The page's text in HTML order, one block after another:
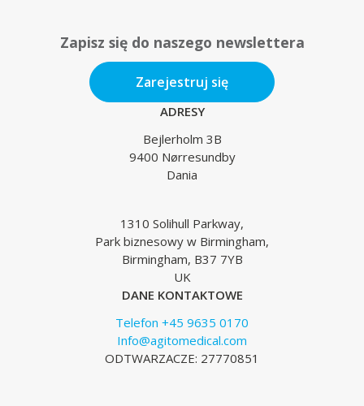
Zapisz się do naszego newslettera
Zarejestruj się
ADRESY
Bejlerholm 3B
9400 Nørresundby
Dania
1310 Solihull Parkway,
Park biznesowy w Birmingham,
Birmingham, B37 7YB
UK
DANE KONTAKTOWE
Telefon +45 9635 0170
Info@agitomedical.com
ODTWARZACZE: 27770851